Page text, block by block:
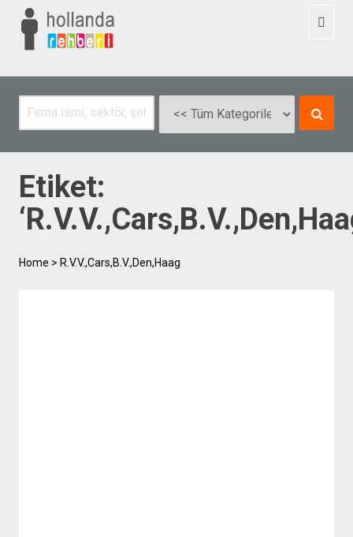
Etiket:
Home > R.V.V.,Cars,B.V.,Den,Haag